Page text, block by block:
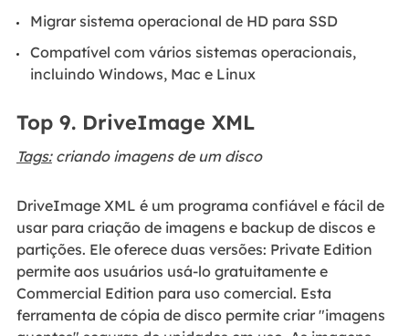
Migrar sistema operacional de HD para SSD
Compatível com vários sistemas operacionais,
incluindo Windows, Mac e Linux
Top 9. DriveImage XML
Tags:criando imagens de um disco
DriveImage XML é um programa confiável e fácil de
usar para criação de imagens e backup de discos e
partições. Ele oferece duas versões: Private Edition
permite aos usuários usá-lo gratuitamente e
Commercial Edition para uso comercial. Esta
ferramenta de cópia de disco permite criar "imagens